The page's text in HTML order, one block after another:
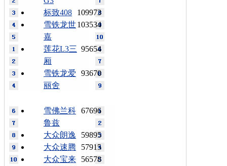
109973
标致408
103534
雪铁龙世
嘉
95654
莲花L3三
厢
93670
雪铁龙爱
丽舍
67696
雪佛兰科
鲁兹
59895
大众朗逸
57915
大众速腾
56578
大众宝来